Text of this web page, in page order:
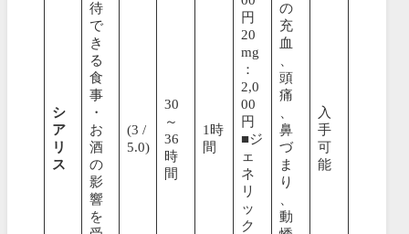
シ
ア
リ
ス
待
で
き
る
食
事
・
お
酒
の
影
響
を
(3 /
5.0)
30
～
36
時
間
1時
間
円
20
mg
：
2,0
00
円
■ジ
ェ
ネ
リ
ッ
ク
の
充
血
頭
痛
鼻
づ
ま
り
動
入
手
可
能